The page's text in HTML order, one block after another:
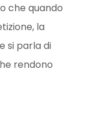
che quando
la
si parla di
rendono